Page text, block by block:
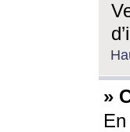
»